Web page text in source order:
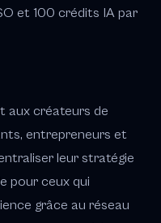
et 100 crédits IA par
aux créateurs de
entrepreneurs et
leur stratégie
pour ceux qui
grâce au réseau